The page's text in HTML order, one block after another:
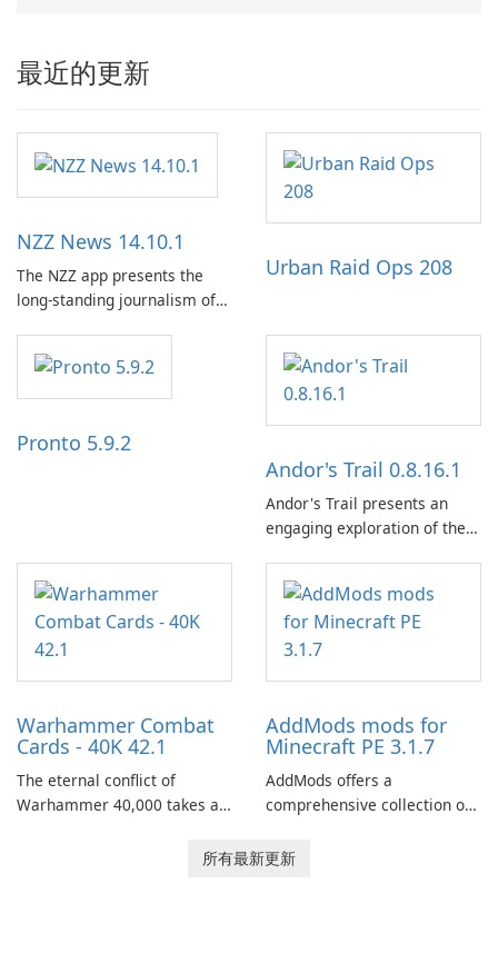
最近的更新
NZZ News 14.10.1
The NZZ app presents the
long-standing journalism of
and a liberal outlook that
embraces diverse opinion.
Urban Raid Ops 208
Pronto 5.9.2
Andor's Trail 0.8.16.1
Andor's Trail presents an
engaging exploration of the
centered around the pursuit
of your brother, Andor,
through a quest-driven
narrative inspired by classic
Warhammer Combat
Cards - 40K 42.1
The eternal conflict of
Warhammer 40,000 takes a
Combat Cards - 40K, a card
AddMods mods for
Minecraft PE 3.1.7
AddMods offers a
comprehensive collection of
allowing you to enhance your
所有最新更新